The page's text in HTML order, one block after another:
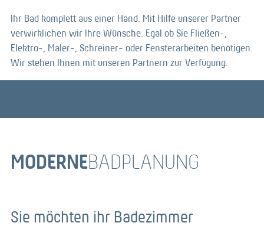
Ihr Bad komplett aus einer Hand. Mit Hilfe unserer Partner
verwirklichen wir Ihre Wünsche. Egal ob Sie Fließen-,
Elektro-, Maler-, Schreiner- oder Fensterarbeiten benötigen.
Wir stehen Ihnen mit unseren Partnern zur Verfügung.
MODERNEBADPLANUNG
Sie möchten ihr Badezimmer